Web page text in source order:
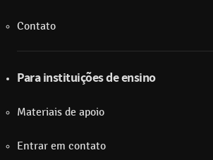
Contato
Para instituições de ensino
Materiais de apoio
Entrar em contato